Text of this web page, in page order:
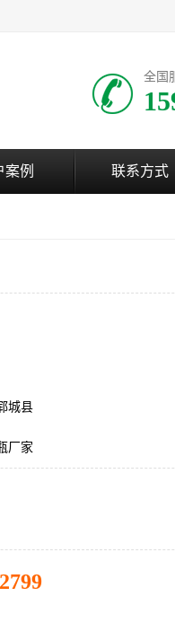
全国
案例 联系方式
城县
厂家